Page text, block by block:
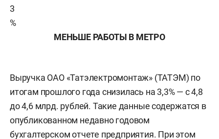
3
%
МЕНЬШЕ РАБОТЫ В МЕТРО
Выручка ОАО «Татэлектромонтаж» (ТАТЭМ) по
итогам прошлого года снизилась на 3,3% — с 4,8
до 4,6 млрд. рублей. Такие данные содержатся в
опубликованном недавно годовом
бухгалтерском отчете предприятия. При этом